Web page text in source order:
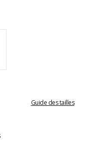
Guide des tailles